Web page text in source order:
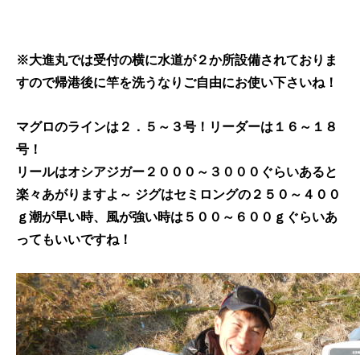
※大進丸では受付の横に水道が２か所設備されておりま
すので帰港後に竿を洗うなりご自由にお使い下さいね！
マグロのラインは２．５～３号！リーダーは１６～１８
号！
リールはオシアジガー２０００～３０００ぐらいあると
楽々あがりますよ～ ジグはセミロングの２５０～４００
ｇ潮が早い時、風が強い時は５００～６００ｇぐらいあ
ってもいいですね！